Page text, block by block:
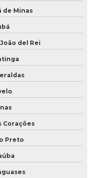
de Minas
del Rei
Corações
Preto